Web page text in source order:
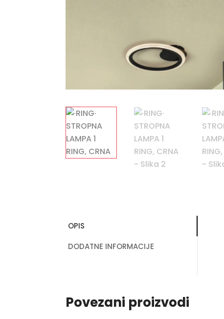
OPIS
DODATNE INFORMACIJE
Povezani proizvodi